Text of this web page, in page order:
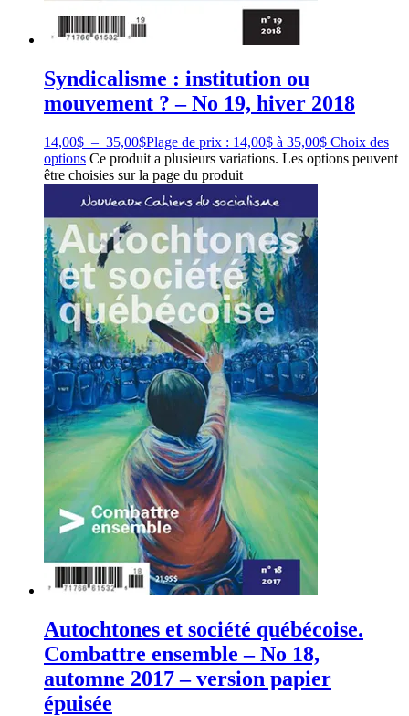
Syndicalisme : institution ou
mouvement ? – No 19, hiver 2018
14,00$ – 35,00$Plage de prix : 14,00$ à 35,00$ Choix des
options Ce produit a plusieurs variations. Les options peuvent
être choisies sur la page du produit
Autochtones et société québécoise.
Combattre ensemble – No 18,
automne 2017 – version papier
épuisée